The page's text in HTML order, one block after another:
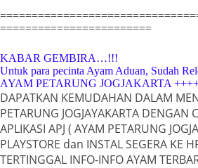
========================
KABAR GEMBIRA…!!!
Untuk para pecinta Ayam Aduan, Sudah
AYAM PETARUNG JOGJAKARTA
DAPATKAN KEMUDAHAN DALAM
PETARUNG JOGJAYAKARTA DENGAN
APLIKASI APJ ( AYAM PETARUNG
PLAYSTORE dan INSTAL SEGERA KE
TERTINGGAL INFO-INFO AYAM